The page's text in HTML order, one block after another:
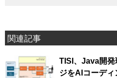
関連記事
TISI、Java開
ジをAIコーデ